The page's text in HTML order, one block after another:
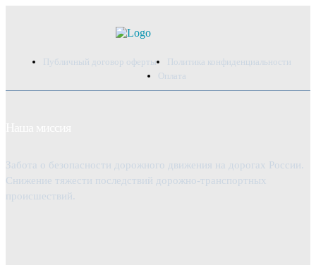
Публичный договор оферты
Политика конфиденциальности
Оплата
Забота о безопасности дорожного движения на дорогах России.
Снижение тяжести последствий дорожно-транспортных
происшествий.